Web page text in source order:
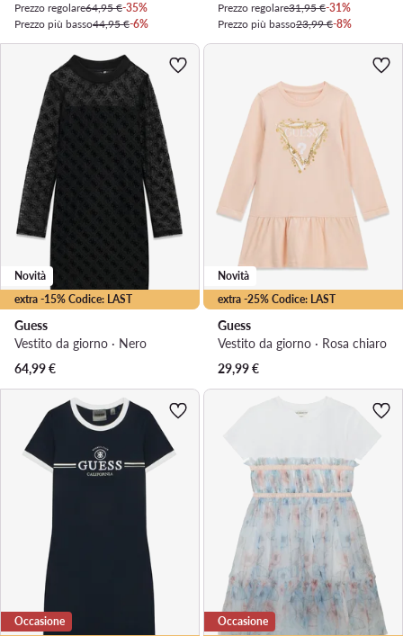
Prezzo regolare64,95 €-35%
Prezzo più basso44,95 €-6%
Prezzo regolare31,95 €-31%
Prezzo più basso23,99 €-8%
extra -15% Codice: LAST
Novità
Guess
Vestito da giorno · Nero
64,99€
extra -25% Codice: LAST
Novità
Guess
Vestito da giorno · Rosa chiaro
29,99€
Occasione Occasione